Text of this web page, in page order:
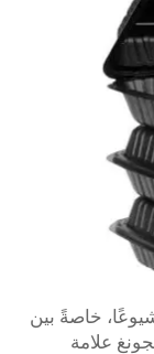
خاصةً بين
علامة